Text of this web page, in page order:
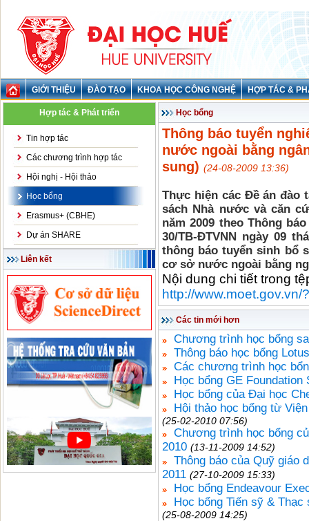
GIỚI THIỆU ĐÀO TẠO KHOA HỌC CÔNG NGHỆ HỢP TÁC &
Hợp tác & Phát triển
Tin hợp tác
Các chương trình hợp tác
Hội nghị - Hội thảo
Học bổng
Erasmus+ (CBHE)
Dự án SHARE
Liên kết
Học bổng
Thông báo tuyển
nước ngoài bằng
sung) (24-08-2009 13:36)
Thực hiện các Đề án đào
sách Nhà nước và căn
năm 2009 theo Thông
30/TB-ĐTVNN ngày 09
thông báo tuyển sinh bổ
cơ sở nước ngoài bằng
Nội dung chi tiết trong
http://
Các tin mới hơn
Chương trình học bổng
Thông báo học bổng
Các chương trình học
Học bổng GE Foundation
Học bổng của Đại học
Hội thảo học bổng từ
(25-02-2010 07:56)
Chương trình học bổng
2010 (13-11-2009 14:52)
Thông báo của Quỹ giáo
2011 (27-10-2009 15:33)
Học bổng Endeavour
Học bổng Tiến sỹ &
(25-08-2009 14:25)